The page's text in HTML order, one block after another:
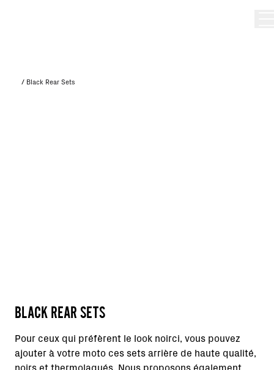
/ Black Rear Sets
BLACK REAR SETS
Pour ceux qui préfèrent le look noirci, vous pouvez
ajouter à votre moto ces sets arrière de haute qualité,